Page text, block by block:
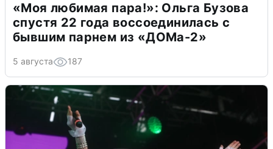
«Моя любимая пара!»: Ольга Бузова
спустя 22 года воссоединилась с
бывшим парнем из «ДОМа-2»
5 августа 187